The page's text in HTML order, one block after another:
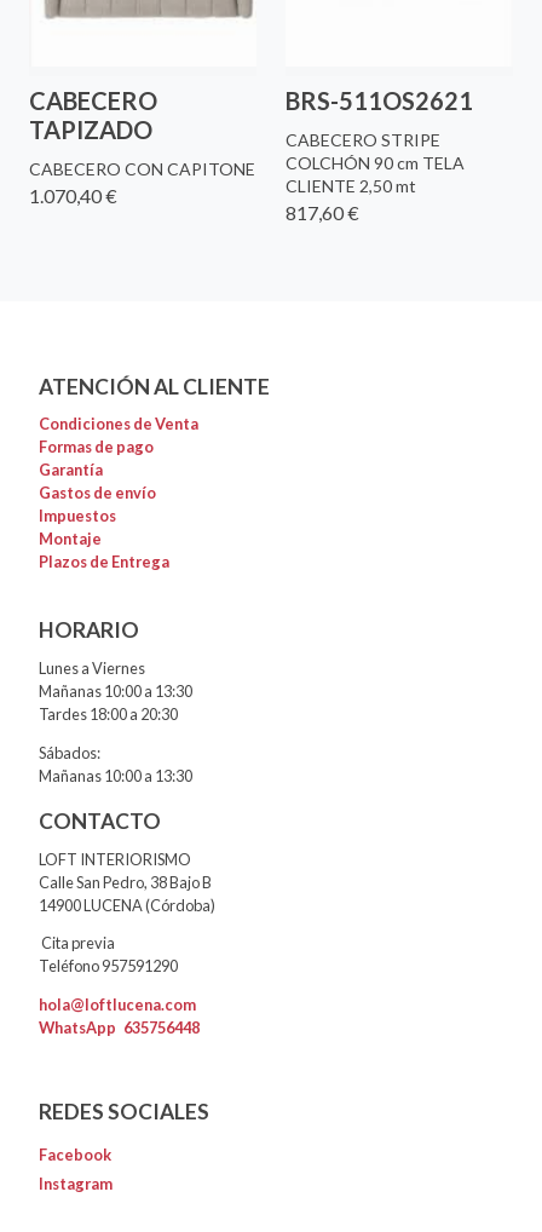
CABECERO
TAPIZADO
CABECERO CON CAPITONE
1.070,40 €
BRS-511OS2621
CABECERO STRIPE
COLCHÓN 90 cm TELA
CLIENTE 2,50 mt
817,60 €
ATENCIÓN AL CLIENTE
Condiciones de Venta
Formas de pago
Garantía
Gastos de envío
Impuestos
Montaje
Plazos de Entrega
HORARIO
Lunes a Viernes
Mañanas 10:00 a 13:30
Tardes 18:00 a 20:30
Sábados:
Mañanas 10:00 a 13:30
CONTACTO
LOFT INTERIORISMO
Calle San Pedro, 38 Bajo B
14900 LUCENA (Córdoba)
Cita previa
Teléfono 957591290
hola@loftlucena.com
WhatsApp 635756448
REDES SOCIALES
Facebook
Instagram